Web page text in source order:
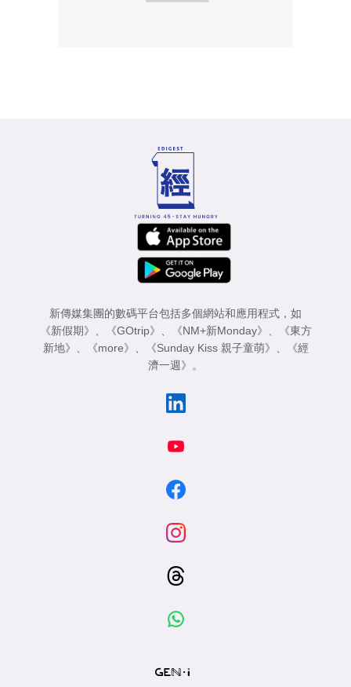
新傳媒集團的數碼平台包括多個網站和應用程式，如
《新假期》
《GOtrip》 《NM+新Monday》
《東方
新地》
《more》 《Sunday Kiss 親子童萌》
《經
濟一週》
。